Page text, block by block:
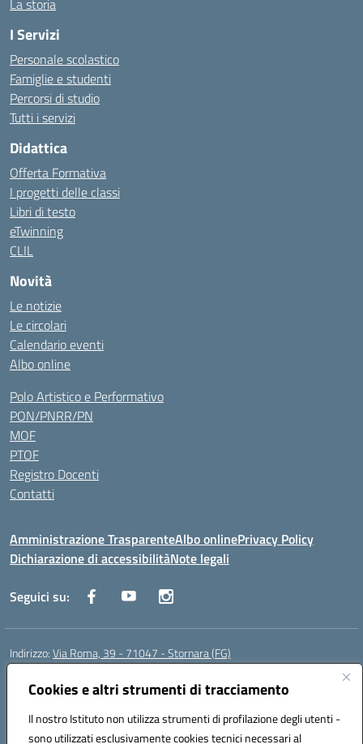
Cookies e altri strumenti di tracciamento
Il nostro Istituto non utilizza strumenti di profilazione degli utenti -
sono utilizzati esclusivamente cookies tecnici necessari al
La storia
I Servizi
Personale scolastico
Famiglie e studenti
Percorsi di studio
Tutti i servizi
Didattica
Offerta Formativa
I progetti delle classi
Libri di testo
eTwinning
CLIL
Novità
Le notizie
Le circolari
Calendario eventi
Albo online
Polo Artistico e Performativo
PON/PNRR/PN
MOF
PTOF
Registro Docenti
Contatti
Amministrazione TrasparenteAlbo onlinePrivacy Policy
Dichiarazione di accessibilitàNote legali
Seguici su:
Indirizzo:Via Roma, 39 - 71047 - Stornara (FG)
Centralino:
Posta elettronica certificata (PEC):FGIC83700P@pec.istruzione.it
Codice fiscale: 90015650717
Codice meccanografico:FGIC83700P